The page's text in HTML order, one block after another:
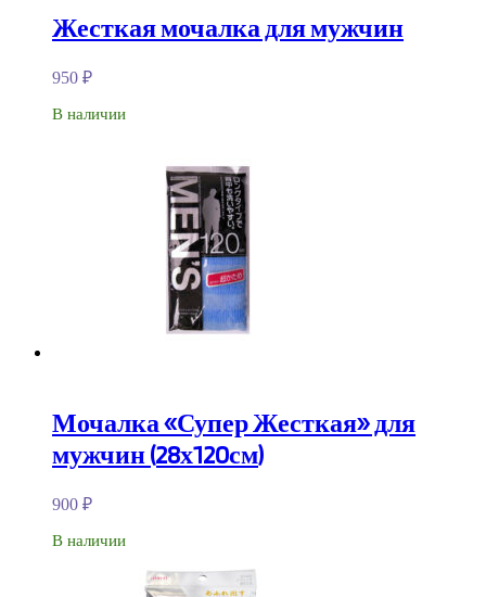
Жесткая мочалка для мужчин
950 ₽
В наличии
Мочалка «Супер Жесткая» для
мужчин (28х120см)
900 ₽
В наличии